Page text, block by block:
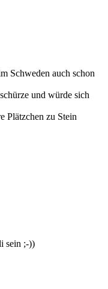
Schweden auch schon
und würde sich
Plätzchen zu Stein
sein ;-))